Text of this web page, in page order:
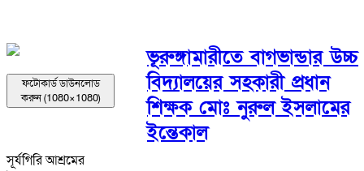
ফটোকার্ড ডাউনলোড
করুন (1080×1080)
সূর্যগিরি আশ্রমের
ভূরুঙ্গামারীতে বাগভান্ডার উচ্চ
বিদ্যালয়ের সহকারী প্রধান
শিক্ষক মোঃ নুরুল ইসলামের
ইন্তেকাল